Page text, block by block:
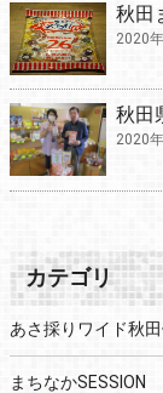
秋田
2020
秋田
2020
カテゴリ
あさ採りワイド秋
まちなかSESSION